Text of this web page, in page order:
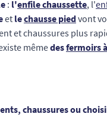
: l'enfile chaussette, l'
et lechausse piedvont
et chaussures plus
mêmedesfermoirs
chaussures ou